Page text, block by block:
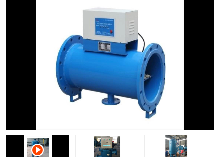
水处理器设备
智能供水设备 锅炉辅机设备
非标加工设备